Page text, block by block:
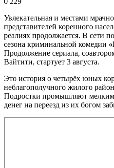
Увлекательная и местами
представителей коренного
реалиях продолжается. В сети
сезона криминальной комедии
Продолжение сериала,
Вайтити, стартует 3 августа.
Это история о четырёх юных
неблагополучного жилого
Подростки промышляют
денег на переезд из их богом